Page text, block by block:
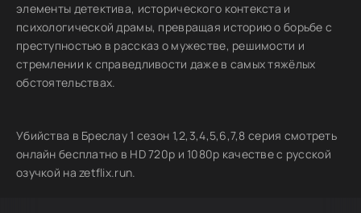
элементы детектива, исторического контекста и
психологической драмы, превращая историю о борьбе с
преступностью в рассказ о мужестве, решимости и
стремлении к справедливости даже в самых тяжёлых
обстоятельствах.
Убийства в Бреслау 1 сезон 1,2,3,4,5,6,7,8 серия смотреть
онлайн бесплатно в HD 720p и 1080p качестве с русской
озучкой на zetflix.run.